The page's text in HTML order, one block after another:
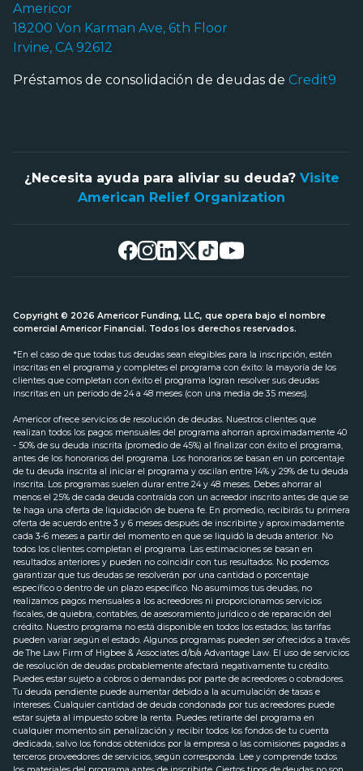
Americor
18200 Von Karman Ave, 6th Floor
Irvine, CA 92612
Préstamos de consolidación de deudas de Credit9
¿Necesita ayuda para aliviar su deuda? Visite
American Relief Organization
Copyright © 2026 Americor Funding, LLC, que opera bajo el nombre
comercial Americor Financial. Todos los derechos reservados.
*En el caso de que todas tus deudas sean elegibles para la inscripción, estén
inscritas en el programa y completes el programa con éxito: la mayoría de los
clientes que completan con éxito el programa logran resolver sus deudas
inscritas en un periodo de 24 a 48 meses (con una media de 35 meses).
Americor ofrece servicios de resolución de deudas. Nuestros clientes que
realizan todos los pagos mensuales del programa ahorran aproximadamente 40
- 50% de su deuda inscrita (promedio de 45%) al finalizar con éxito el programa,
antes de los honorarios del programa. Los honorarios se basan en un porcentaje
de tu deuda inscrita al iniciar el programa y oscilan entre 14% y 29% de tu deuda
inscrita. Los programas suelen durar entre 24 y 48 meses. Debes ahorrar al
menos el 25% de cada deuda contraída con un acreedor inscrito antes de que se
te haga una oferta de liquidación de buena fe. En promedio, recibirás tu primera
oferta de acuerdo entre 3 y 6 meses después de inscribirte y aproximadamente
cada 3-6 meses a partir del momento en que se liquidó la deuda anterior. No
todos los clientes completan el programa. Las estimaciones se basan en
resultados anteriores y pueden no coincidir con tus resultados. No podemos
garantizar que tus deudas se resolverán por una cantidad o porcentaje
específico o dentro de un plazo específico. No asumimos tus deudas, no
realizamos pagos mensuales a los acreedores ni proporcionamos servicios
fiscales, de quiebra, contables, de asesoramiento jurídico o de reparación del
crédito. Nuestro programa no está disponible en todos los estados; las tarifas
pueden variar según el estado. Algunos programas pueden ser ofrecidos a través
de The Law Firm of Higbee & Associates d/b/a Advantage Law. El uso de servicios
de resolución de deudas probablemente afectará negativamente tu crédito.
Puedes estar sujeto a cobros o demandas por parte de acreedores o cobradores.
Tu deuda pendiente puede aumentar debido a la acumulación de tasas e
intereses. Cualquier cantidad de deuda condonada por tus acreedores puede
estar sujeta al impuesto sobre la renta. Puedes retirarte del programa en
cualquier momento sin penalización y recibir todos los fondos de tu cuenta
dedicada, salvo los fondos obtenidos por la empresa o las comisiones pagadas a
terceros proveedores de servicios, según corresponda. Lee y comprende todos